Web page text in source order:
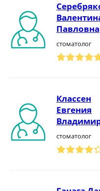
Павловна
стоматолог
Классен
Евгения
стоматолог